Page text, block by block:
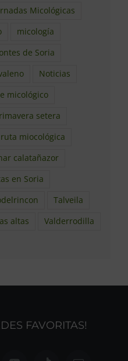
Micológicas
micología
de Soria
Noticias
micológico
setera
ruta miocológica
calatañazor
en Soria
Talveila
altas
Valderrodilla
FAVORITAS!